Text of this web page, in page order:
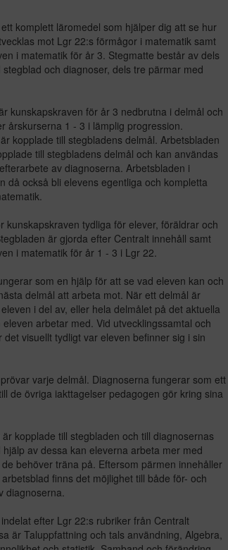
komplett läromedel som hjälper dig att se hur
mot Lgr 22:s förmågor i matematik samt
i matematik för år 3. Stegmatte består av dels
och diagnoser, dels tre pärmar med
kunskapskraven för år 3 nedbrutna i delmål och
årskurserna 1 - 3 i lämplig progression.
kopplade till stegbladens delmål. Arbetsbladen
till stegbladens delmål och kan användas
av diagnoserna. Arbetsbladen i
då också bli elevens egentliga och kompletta
kunskapskraven tydliga för elever, föräldrar och
är gjorda efter Centralt innehåll samt
i matematik för år 1 - 3 i Lgr 22.
som en hjälp för att se vad eleven kan och
delmål att arbeta mot. När ett delmål är
i del av, eller hela delmålet på det aktuella
eleven arbetar med. Vid utvecklingssamtal och
det visuellt tydligt var eleven befinner sig i sin
varje delmål. Diagnoserna fungerar som ett
de övriga iakttagelser pedagogen gör kring sina
kopplade till stegbladen och till diagnosernas
hjälp av dessa kan eleverna arbeta mer med
behöver träna på. Eftersom pärmen innehåller
finns det möjlighet till både för- och
diagnoserna.
efter Lgr 22:s rubriker från Centralt
är Taluppfattning och tals användning, Algebra,